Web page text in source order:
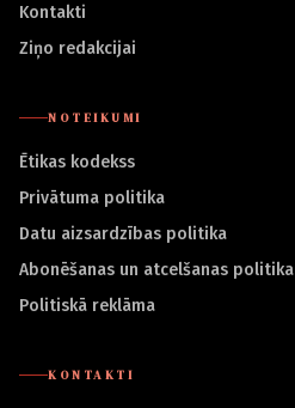
Kontakti
Ziņo redakcijai
NOTEIKUMI
Ētikas kodekss
Privātuma politika
Datu aizsardzības politika
Abonēšanas un atcelšanas politika
Politiskā reklāma
KONTAKTI